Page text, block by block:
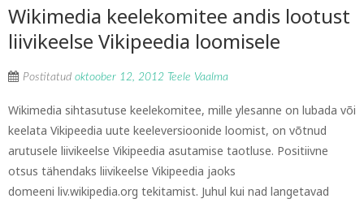
Wikimedia keelekomitee andis lootust
liivikeelse Vikipeedia loomisele
Postitatud oktoober 12, 2012 Teele Vaalma
Wikimedia sihtasutuse keelekomitee, mille ylesanne on lubada või
keelata Vikipeedia uute keeleversioonide loomist, on võtnud
arutusele liivikeelse Vikipeedia asutamise taotluse. Positiivne
otsus tähendaks liivikeelse Vikipeedia jaoks
domeeni liv.wikipedia.org tekitamist. Juhul kui nad langetavad